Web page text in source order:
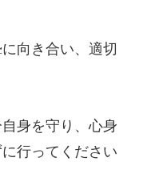
向き合い、適切
身を守り、心身
行ってください